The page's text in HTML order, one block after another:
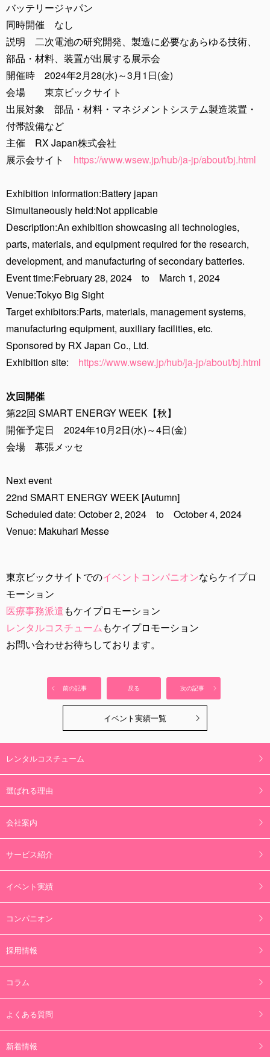
バッテリージャパン
同時開催 なし
説明 二次電池の研究開発、製造に必要なあらゆる技術、
部品・材料、装置が出展する展示会
開催時 2024年2月28(水)～3月1日(金)
会場 東京ビックサイト
出展対象 部品・材料・マネジメントシステム製造装置・
付帯設備など
主催 RX Japan株式会社
展示会サイト https://www.wsew.jp/hub/ja-jp/about/bj.html
Exhibition information:Battery japan
Simultaneously held:Not applicable
Description:An exhibition showcasing all technologies,
parts, materials, and equipment required for the research,
development, and manufacturing of secondary batteries.
Event time:February 28, 2024 to March 1, 2024
Venue:Tokyo Big Sight
Target exhibitors:Parts, materials, management systems,
manufacturing equipment, auxiliary facilities, etc.
Sponsored by RX Japan Co., Ltd.
Exhibition site: https://www.wsew.jp/hub/ja-jp/about/bj.html
次回開催
第22回 SMART ENERGY WEEK【秋】
開催予定日 2024年10月2日(水)～4日(金)
会場 幕張メッセ
Next event
22nd SMART ENERGY WEEK [Autumn]
Scheduled date: October 2, 2024 to October 4, 2024
Venue: Makuhari Messe
東京ビックサイトでのイベントコンパニオンならケイプロ
モーション
医療事務派遣もケイプロモーション
レンタルコスチュームもケイプロモーション
お問い合わせお待ちしております。
前の記事 戻る 次の記事
イベント実績一覧
レンタルコスチューム
選ばれる理由
会社案内
サービス紹介
イベント実績
コンパニオン
採用情報
コラム
よくある質問
新着情報